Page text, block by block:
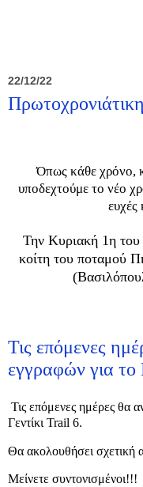
22/12/22
Όπως κάθε χρόνο,
υποδεχτούμε το νέο
ευχές
Την Κυριακή 1η του
κοίτη του ποταμού
Τις επόμενες
εγγραφών για το
Τις επόμενες ημέρες θα
Γεντίκι Trail 6.
Θα ακολουθήσει σχετική
Μείνετε συντονισμένοι!!!